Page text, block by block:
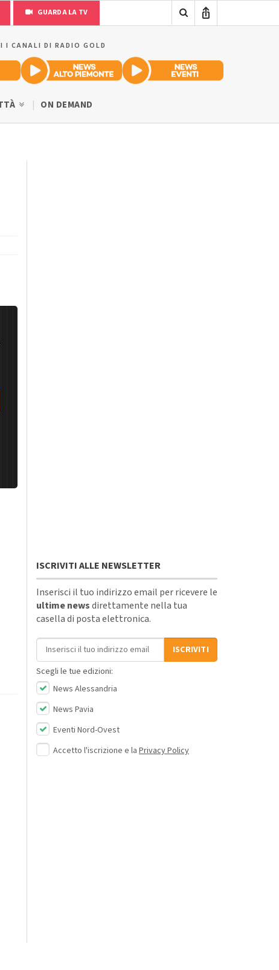
GUARDA LA TV
I CANALI DI RADIO GOLD
ON DEMAND
ISCRIVITI ALLE NEWSLETTER
Inserisci il tuo indirizzo email per ricevere le
ultime newsdirettamente nella tua
casella di posta elettronica.
Indirizzo email
ISCRIVITI
Scegli le tue edizioni:
News Alessandria
News Pavia
Eventi Nord-Ovest
Accetto l'iscrizione e la Privacy Policy